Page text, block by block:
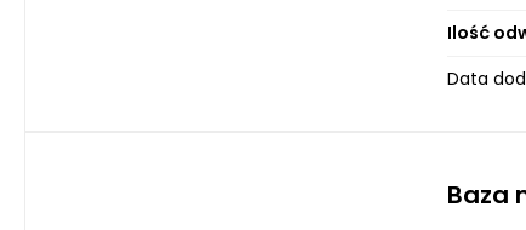
Ilość
Data
Baza